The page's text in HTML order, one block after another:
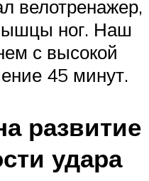
велотренажер,
ног. Наш
с высокой
45 минут.
развитие
удара